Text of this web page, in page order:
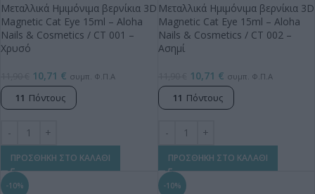
Μεταλλικά Ημιμόνιμα βερνίκια 3D
Magnetic Cat Eye 15ml – Aloha
Nails & Cosmetics / CT 001 –
Χρυσό
10,71 € συμπ. Φ.Π.Α
11 Πόντους
ΠΡΟΣΘΗΚΗ ΣΤΟ ΚΑΛΑΘΙ
Μεταλλικά Ημιμόνιμα βερνίκια 3D
Magnetic Cat Eye 15ml – Aloha
Nails & Cosmetics / CT 002 –
Ασημί
10,71 € συμπ. Φ.Π.Α
11 Πόντους
ΠΡΟΣΘΗΚΗ ΣΤΟ ΚΑΛΑΘΙ
-10% -10%